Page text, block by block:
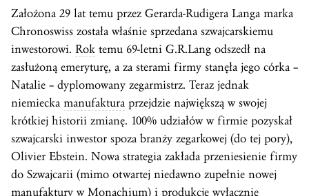
Założona 29 lat temu przez Gerarda-Rudigera Langa marka
Chronoswiss została właśnie sprzedana szwajcarskiemu
inwestorowi. Rok temu 69-letni G.R.Lang odszedł na
zasłużoną emeryturę, a za sterami firmy stanęła jego córka –
Natalie – dyplomowany zegarmistrz. Teraz jednak
niemiecka manufaktura przejdzie największą w swojej
krótkiej historii zmianę. 100% udziałów w firmie pozyskał
szwajcarski inwestor spoza branży zegarkowej (do tej pory),
Olivier Ebstein. Nowa strategia zakłada przeniesienie firmy
do Szwajcarii (mimo otwartej niedawno zupełnie nowej
manufaktury w Monachium) i produkcję wyłącznie